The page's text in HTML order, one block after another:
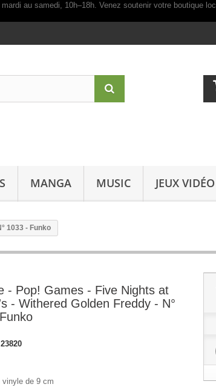
MANGA MUSIC JEUX VIDÉO
1033 - Funko
- Pop! Games - Five Nights at
- Withered Golden Freddy - N°
23820
vinyle de 9 cm